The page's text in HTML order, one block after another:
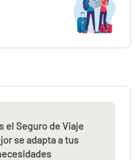
el Seguro de Viaje
se adapta a tus